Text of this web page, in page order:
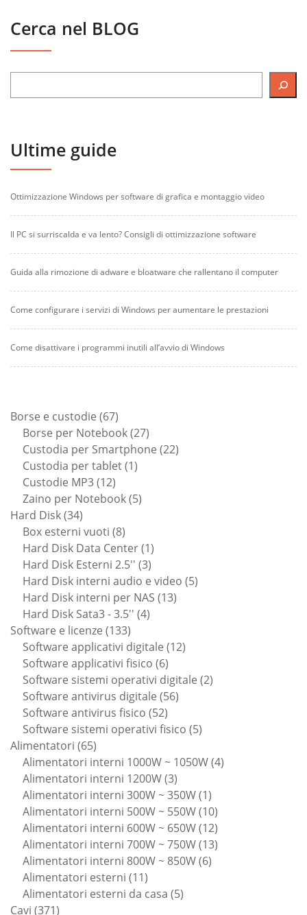
Cerca nel BLOG
Ultime guide
Ottimizzazione Windows per software di grafica e montaggio video
Il PC si surriscalda e va lento? Consigli di ottimizzazione software
Guida alla rimozione di adware e bloatware che rallentano il computer
Come configurare i servizi di Windows per aumentare le prestazioni
Come disattivare i programmi inutili all’avvio di Windows
Borse e custodie 6767
prodotti
Borse per Notebook 2727
prodotti
Custodia per Smartphone 2222
Custodia per tablet 11
Custodie MP3 1212
prodotti
Zaino per Notebook 55
Hard Disk 3434
prodotti
Box esterni vuoti 88
prodotti
Hard Disk Data Center 11
prodotto
Hard Disk Esterni 2.5'' 33
prodotti
Hard Disk interni audio e video 55
Hard Disk interni per NAS 1313
Hard Disk Sata3 - 3.5'' 44
Software e licenze 133133
prodotti
Software applicativi digitale 1212
Software applicativi fisico 66
prodotti
Software sistemi operativi digitale 22
Software antivirus digitale 5656
Software antivirus fisico 5252
prodotti
Software sistemi operativi fisico 55
Alimentatori 6565
prodotti
Alimentatori interni 1000W ~ 1050W 44
Alimentatori interni 1200W 33
prodotti
Alimentatori interni 300W ~ 350W 11
prodotto
Alimentatori interni 500W ~ 550W 1010
prodotti
Alimentatori interni 600W ~ 650W 1212
prodotti
Alimentatori interni 700W ~ 750W 1313
Alimentatori interni 800W ~ 850W 66
Alimentatori esterni 1111
prodotti
Alimentatori esterni da casa 55
Cavi 371371